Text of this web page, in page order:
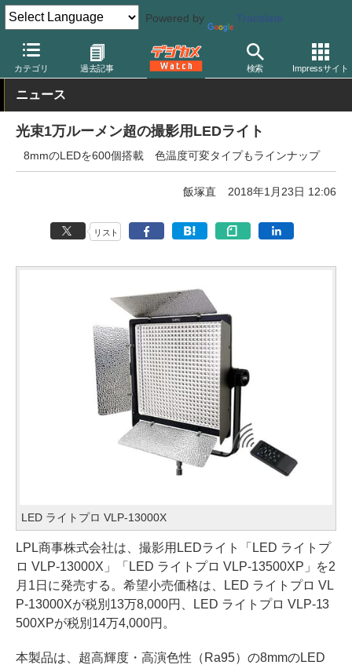
Powered by Translate
カテゴリ 過去記事 検索 Impressサイト
デジカメ Watch 撮影用品 ストロボ（フラッシュ） その他
ニュース
光束1万ルーメン超の撮影用LEDライト
8mmのLEDを600個搭載 色温度可変タイプもラインナップ
飯塚直 2018年1月23日 12:06
リスト
LED ライトプロ VLP-13000X
LPL商事株式会社は、撮影用LEDライト「LED ライトプ
ロ VLP-13000X」「LED ライトプロ VLP-13500XP」を2
月1日に発売する。希望小売価格は、LED ライトプロ VL
P-13000Xが税別13万8,000円、LED ライトプロ VLP-13
500XPが税別14万4,000円。
本製品は、超高輝度・高演色性（Ra95）の8mmのLED